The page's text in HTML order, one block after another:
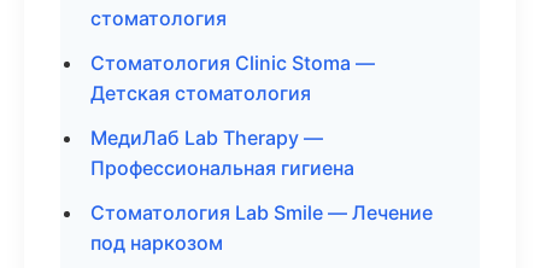
стоматология
Стоматология Clinic Stoma —
Детская стоматология
МедиЛаб Lab Therapy —
Профессиональная гигиена
Стоматология Lab Smile — Лечение
под наркозом